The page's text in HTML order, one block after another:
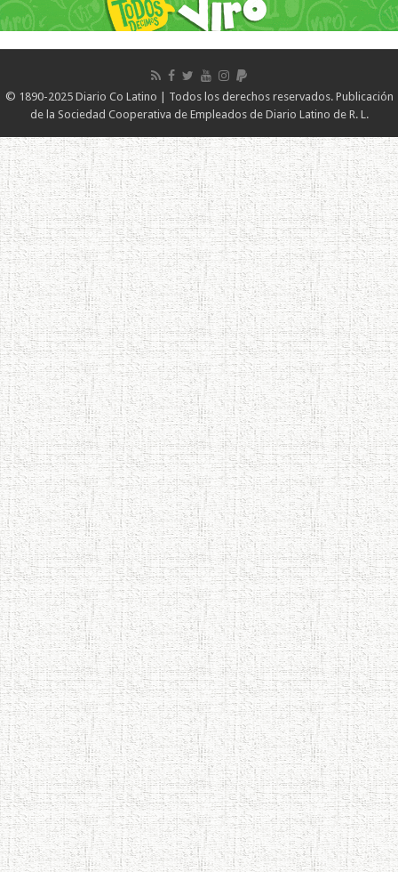
© 1890-2025 Diario Co Latino | Todos los derechos reservados. Publicación
de la Sociedad Cooperativa de Empleados de Diario Latino de R. L.